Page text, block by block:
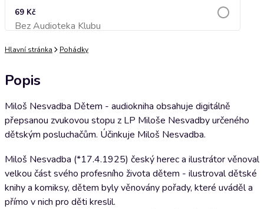
69 Kč
Bez Audioteka KlubuPřidat do košíku
Hlavní stránka Pohádky
Popis
Miloš Nesvadba Dětem - audiokniha obsahuje digitálně
přepsanou zvukovou stopu z LP Miloše Nesvadby určeného
dětským posluchačům. Účinkuje Miloš Nesvadba.
Miloš Nesvadba (*17.4.1925) český herec a ilustrátor věnoval
velkou část svého profesního života dětem - ilustroval dětské
knihy a komiksy, dětem byly věnovány pořady, které uváděl a
přímo v nich pro děti kreslil.